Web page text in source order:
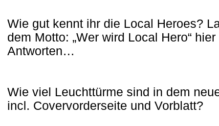
Wie gut kennt ihr die Local Heroes?
dem Motto: „Wer wird Local Hero“
Antworten…
Wie viel Leuchttürme sind in dem
incl. Covervorderseite und Vorblatt?